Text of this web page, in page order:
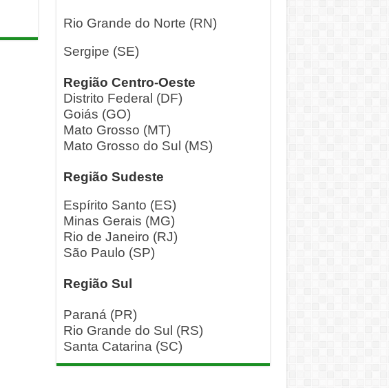
Rio Grande do Norte (RN)
Sergipe (SE)
Região Centro-Oeste
Distrito Federal (DF)
Goiás (GO)
Mato Grosso (MT)
Mato Grosso do Sul (MS)
Região Sudeste
Espírito Santo (ES)
Minas Gerais (MG)
Rio de Janeiro (RJ)
São Paulo (SP)
Região Sul
Paraná (PR)
Rio Grande do Sul (RS)
Santa Catarina (SC)